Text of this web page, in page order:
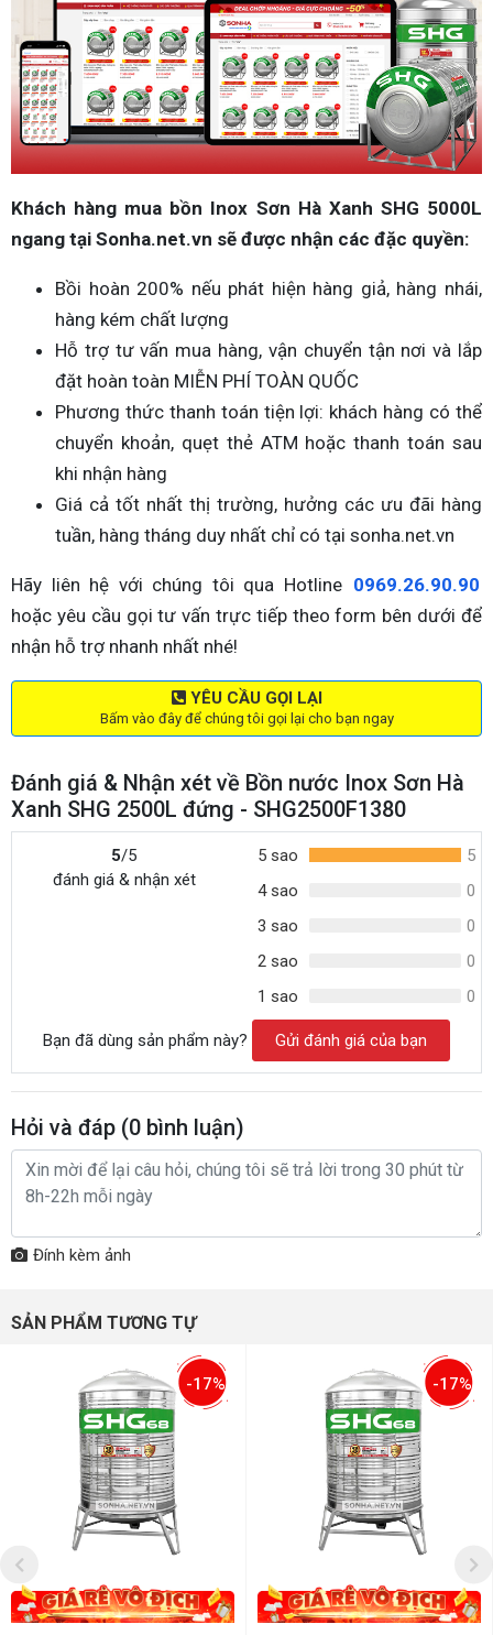
Khách hàng mua bồn Inox Sơn Hà Xanh SHG 5000L
ngang tại Sonha.net.vn sẽ được nhận các đặc quyền:
Bồi hoàn 200% nếu phát hiện hàng giả, hàng nhái,
hàng kém chất lượng
Hỗ trợ tư vấn mua hàng, vận chuyển tận nơi và lắp
đặt hoàn toàn MIỄN PHÍ TOÀN QUỐC
Phương thức thanh toán tiện lợi: khách hàng có thể
chuyển khoản, quẹt thẻ ATM hoặc thanh toán sau
khi nhận hàng
Giá cả tốt nhất thị trường, hưởng các ưu đãi hàng
tuần, hàng tháng duy nhất chỉ có tại sonha.net.vn
Hãy liên hệ với chúng tôi qua Hotline 0969.26.90.90
hoặc yêu cầu gọi tư vấn trực tiếp theo form bên dưới để
nhận hỗ trợ nhanh nhất nhé!
YÊU CẦU GỌI LẠI
Bấm vào đây để chúng tôi gọi lại cho bạn ngay
Đánh giá & Nhận xét về Bồn nước Inox Sơn Hà
Xanh SHG 2500L đứng - SHG2500F1380
5/5
đánh giá & nhận xét
5 sao
5
4 sao
0
3 sao
0
2 sao
0
1 sao
0
Bạn đã dùng sản phẩm này? Gửi đánh giá của bạn
Hỏi và đáp (0 bình luận)
Đính kèm ảnh
SẢN PHẨM TƯƠNG TỰ
-17% -17%